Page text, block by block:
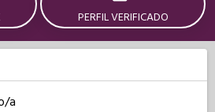
PERFIL VERIFICADO
a